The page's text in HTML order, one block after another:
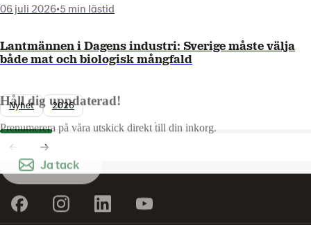
06 juli 2026•5 min lästid
Lantmännen i Dagens industri: Sverige måste välja
både mat och biologisk mångfald
Nyhet 2026
Håll dig uppdaterad!
Prenumerera på våra utskick direkt till din inkorg.
Ja tack